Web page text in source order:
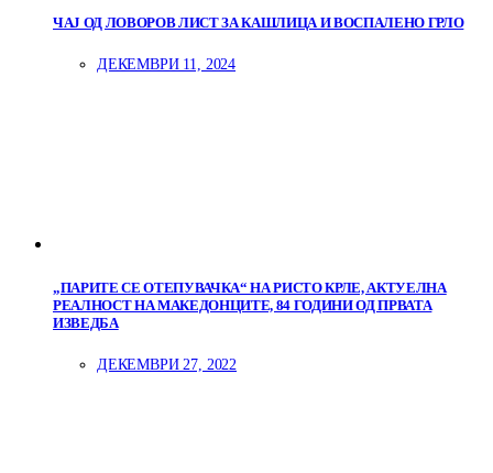
ЧАЈ ОД ЛОВОРОВ ЛИСТ ЗА КАШЛИЦА И ВОСПАЛЕНО ГРЛО
ДЕКЕМВРИ 11, 2024
„ПАРИТЕ СЕ ОТЕПУВАЧКА“ НА РИСТО КРЛЕ, АКТУЕЛНА
РЕАЛНОСТ НА МАКЕДОНЦИТЕ, 84 ГОДИНИ ОД ПРВАТА
ИЗВЕДБА
ДЕКЕМВРИ 27, 2022